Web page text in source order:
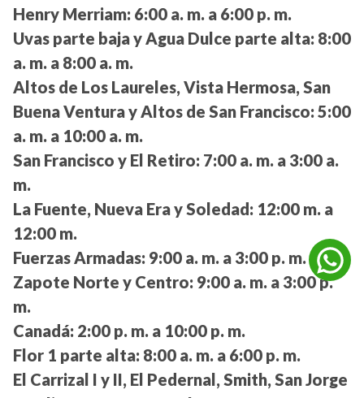
Henry Merriam: 6:00 a. m. a 6:00 p. m.
Uvas parte baja y Agua Dulce parte alta: 8:00
a. m. a 8:00 a. m.
Altos de Los Laureles, Vista Hermosa, San
Buena Ventura y Altos de San Francisco: 5:00
a. m. a 10:00 a. m.
San Francisco y El Retiro: 7:00 a. m. a 3:00 a.
m.
La Fuente, Nueva Era y Soledad: 12:00 m. a
12:00 m.
Fuerzas Armadas: 9:00 a. m. a 3:00 p. m.
Zapote Norte y Centro: 9:00 a. m. a 3:00 p.
m.
Canadá: 2:00 p. m. a 10:00 p. m.
Flor 1 parte alta: 8:00 a. m. a 6:00 p. m.
El Carrizal I y II, El Pedernal, Smith, San Jorge